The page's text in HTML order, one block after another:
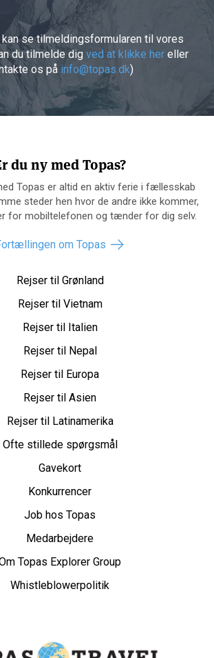
se tilmeldingsformularen til vores
du tilmelde dig ved at klikke hereller
os på info@topas.dk)
du ny med Topas?
Topas er altid en aktiv ferie i fællesskab
steder hen hvor de andre ikke kommer,
for mobiltelefonen og tænder for dig selv.
om Topas
Rejser til Grønland
Rejser til Vietnam
Rejser til Italien
Rejser til Nepal
Rejser til Europa
Rejser til Asien
Rejser til Latinamerika
Ofte stillede spørgsmål
Gavekort
Konkurrencer
Job hos Topas
Medarbejdere
Topas Explorer Group
Whistleblowerpolitik